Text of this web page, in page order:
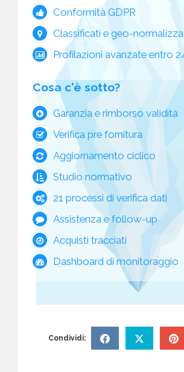
Conformità GDPR
Classificati e geo-
Profilazioni avanzate entro
Cosa c'è sotto?
Garanzia e rimborso validità
Verifica pre fornitura
Aggiornamento ciclico
Studio normativo
21 processi di verifica dati
Assistenza e follow-up
Acquisti tracciati
Dashboard di monitoraggio
Condividi: